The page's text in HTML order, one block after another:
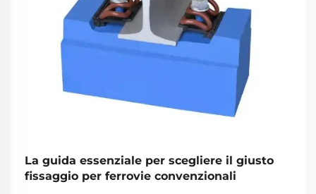
La guida essenziale per scegliere il giusto
fissaggio per ferrovie convenzionali